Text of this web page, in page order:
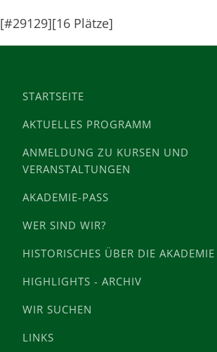
[#29129][16 Plätze]
STARTSEITE
AKTUELLES PROGRAMM
ANMELDUNG ZU KURSEN UND
VERANSTALTUNGEN
AKADEMIE-PASS
WER SIND WIR?
HISTORISCHES ÜBER DIE
HIGHLIGHTS - ARCHIV
WIR SUCHEN
LINKS